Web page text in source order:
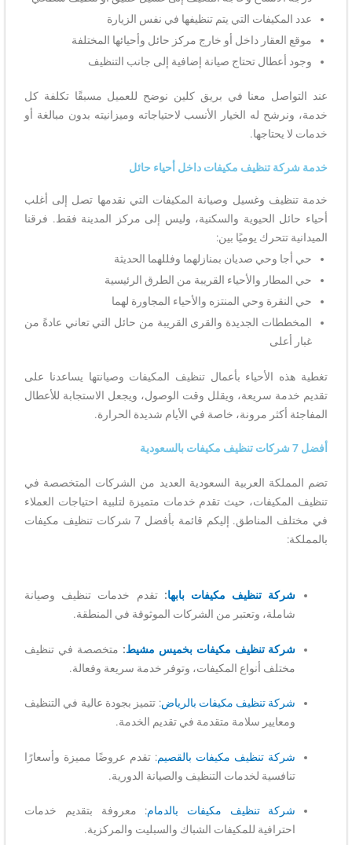
عدد المكيفات التي يتم تنظيفها في نفس الزيارة
موقع العقار داخل أو خارج مركز حائل وأحيائها المختلفة
وجود أعطال تحتاج صيانة إضافية إلى جانب التنظيف
عند التواصل معنا في بريق كلين نوضح للعميل مسبقًا تكلفة كل
خدمة، ونرشح له الخيار الأنسب لاحتياجاته وميزانيته بدون مبالغة أو
خدمات لا يحتاجها.
خدمة شركة تنظيف مكيفات داخل أحياء حائل
خدمة تنظيف وغسيل وصيانة المكيفات التي نقدمها تصل إلى أغلب
أحياء حائل الحيوية والسكنية، وليس إلى مركز المدينة فقط. فرقنا
الميدانية تتحرك يوميًا بين:
حي أجا وحي صديان بمنازلهما وفللهما الحديثة
حي المطار والأحياء القريبة من الطرق الرئيسية
حي النقرة وحي المنتزه والأحياء المجاورة لهما
المخططات الجديدة والقرى القريبة من حائل التي تعاني عادةً من
غبار أعلى
تغطية هذه الأحياء بأعمال تنظيف المكيفات وصيانتها يساعدنا على
تقديم خدمة سريعة، ويقلل وقت الوصول، ويجعل الاستجابة للأعطال
المفاجئة أكثر مرونة، خاصة في الأيام شديدة الحرارة.
أفضل 7 شركات تنظيف مكيفات بالسعودية
تضم المملكة العربية السعودية العديد من الشركات المتخصصة في
تنظيف المكيفات، حيث تقدم خدمات متميزة لتلبية احتياجات العملاء
في مختلف المناطق. إليكم قائمة بأفضل 7 شركات تنظيف مكيفات
بالمملكة:
شركة تنظيف مكيفات بابها: تقدم خدمات تنظيف وصيانة
شاملة، وتعتبر من الشركات الموثوقة في المنطقة.
شركة تنظيف مكيفات بخميس مشيط: متخصصة في تنظيف
مختلف أنواع المكيفات، وتوفر خدمة سريعة وفعالة.
شركة تنظيف مكيفات بالرياض: تتميز بجودة عالية في التنظيف
ومعايير سلامة متقدمة في تقديم الخدمة.
شركة تنظيف مكيفات بالقصيم: تقدم عروضًا مميزة وأسعارًا
تنافسية لخدمات التنظيف والصيانة الدورية.
شركة تنظيف مكيفات بالدمام: معروفة بتقديم خدمات
احترافية للمكيفات الشباك والسبليت والمركزية.